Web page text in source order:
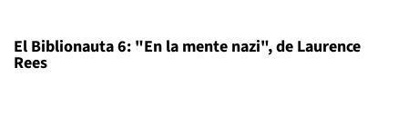
El Biblionauta 6: "En la mente nazi", de Laurence
Rees